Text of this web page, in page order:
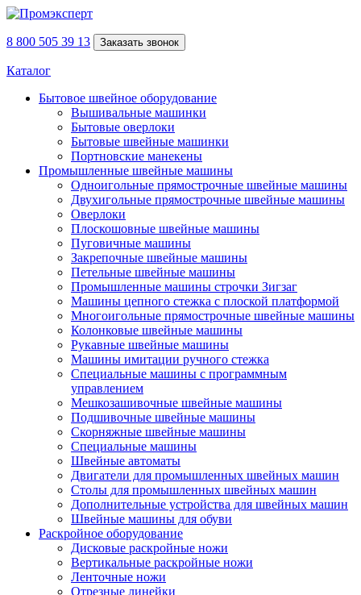
8 800 505 39 13 Заказать звонок
Каталог
Бытовое швейное оборудование
Вышивальные машинки
Бытовые оверлоки
Бытовые швейные машинки
Портновские манекены
Промышленные швейные машины
Одноигольные прямострочные швейные машины
Двухигольные прямострочные швейные машины
Оверлоки
Плоскошовные швейные машины
Пуговичные машины
Закрепочные швейные машины
Петельные швейные машины
Промышленные машины строчки Зигзаг
Машины цепного стежка с плоской платформой
Многоигольные прямострочные швейные машины
Колонковые швейные машины
Рукавные швейные машины
Машины имитации ручного стежка
Специальные машины с программным
управлением
Мешкозашивочные швейные машины
Подшивочные швейные машины
Скорняжные швейные машины
Специальные машины
Швейные автоматы
Двигатели для промышленных швейных машин
Столы для промышленных швейных машин
Дополнительные устройства для швейных машин
Швейные машины для обуви
Раскройное оборудование
Дисковые раскройные ножи
Вертикальные раскройные ножи
Ленточные ножи
Отрезные линейки